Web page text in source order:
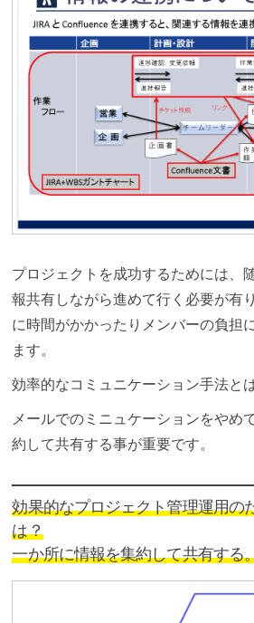
プロジェクトを成功するためには、
報共有しながら進めて行く必要が有
に時間がかかったりメンバーの負担
ます。
効率的なコミュニケーション手法と
メールでのミニュケーションをやめ
約して共有する事が重要です。
効果的なプロジェクト管理運用の
は？
一か所に情報を集約して共有する